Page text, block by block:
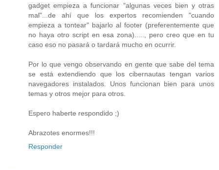
gadget empieza a funcionar "algunas veces bien y otras
mal"...de ahí que los expertos recomienden "cuando
empieza a tontear" bajarlo al footer (preferentemente que
no haya otro script en esa zona)....., pero creo que en tu
caso eso no pasará o tardará mucho en ocurrir.
Por lo que vengo observando en gente que sabe del tema
se está extendiendo que los cibernautas tengan varios
navegadores instalados. Unos funcionan bien para unos
temas y otros mejor para otros.
Espero haberte respondido ;)
Abrazotes enormes!!!
Responder